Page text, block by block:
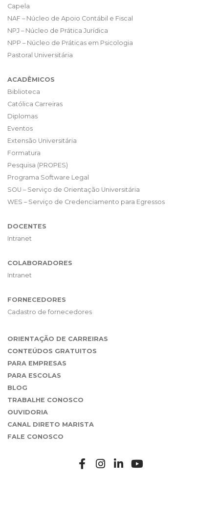
Capela
NAF – Núcleo de Apoio Contábil e Fiscal
NPJ – Núcleo de Prática Jurídica
NPP – Núcleo de Práticas em Psicologia
Pastoral Universitária
ACADÊMICOS
Biblioteca
Católica Carreiras
Diplomas
Eventos
Extensão Universitária
Formatura
Pesquisa (PROPES)
Programa Software Legal
SOU – Serviço de Orientação Universitária
WES – Serviço de Credenciamento para Egressos
DOCENTES
Intranet
COLABORADORES
Intranet
FORNECEDORES
Cadastro de fornecedores
ORIENTAÇÃO DE CARREIRAS
CONTEÚDOS GRATUITOS
PARA EMPRESAS
PARA ESCOLAS
BLOG
TRABALHE CONOSCO
OUVIDORIA
CANAL DIRETO MARISTA
FALE CONOSCO